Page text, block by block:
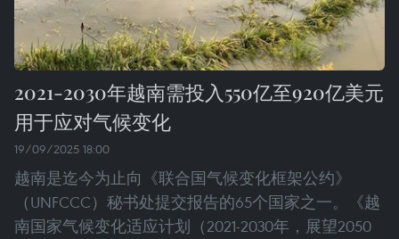
2021-2030年越南需投入550亿至920亿美元
用于应对气候变化
19/09/2025 18:00
越南是迄今为止向《联合国气候变化框架公约》
（UNFCCC）秘书处提交报告的65个国家之一。《越
南国家气候变化适应计划（2021-2030年，展望2050